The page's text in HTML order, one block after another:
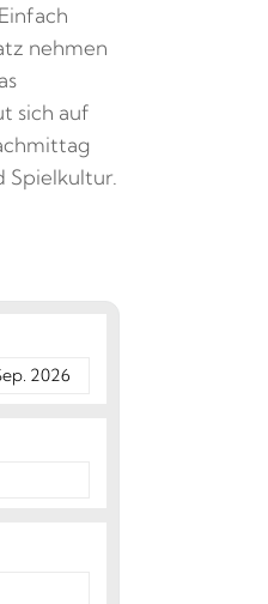
nehmen
sich auf
Spielkultur.
2026